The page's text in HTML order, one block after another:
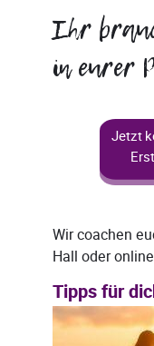
Ihr
in eurer
Jetzt
Wir coachen
Hall oder
Tipps für